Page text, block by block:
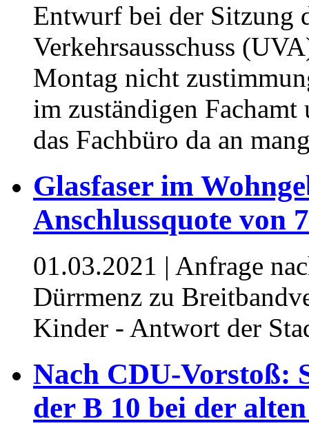
Entwurf bei der Sitzung
Verkehrsausschuss
Montag nicht
im zuständigen
das Fachbüro da an
Glasfaser im
Anschlussquote von
01.03.2021 | Anfrage
Dürrmenz zu
Kinder - Antwort der
Nach CDU-Vorstoß:
der B 10 bei der